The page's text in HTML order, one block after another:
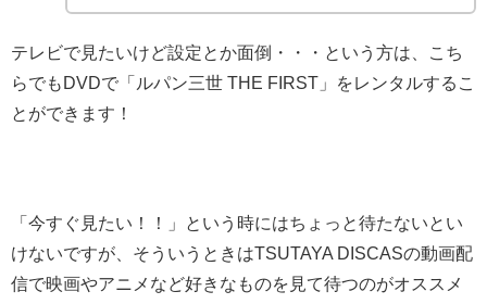
テレビで見たいけど設定とか面倒・・・という方は、こち
らでもDVDで「ルパン三世 THE FIRST」をレンタルするこ
とができます！
「今すぐ見たい！！」という時にはちょっと待たないとい
けないですが、そういうときはTSUTAYA DISCASの動画配
信で映画やアニメなど好きなものを見て待つのがオススメ